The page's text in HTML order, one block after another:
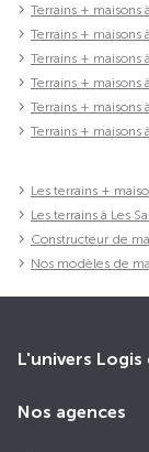
Terrains + maisons
Terrains + maisons
Terrains + maisons
Terrains +
Terrains +
Terrains +
Les terrains +
Les terrains à Les
Constructeur de
Nos modèles de
L'univers Logis
Nos agences